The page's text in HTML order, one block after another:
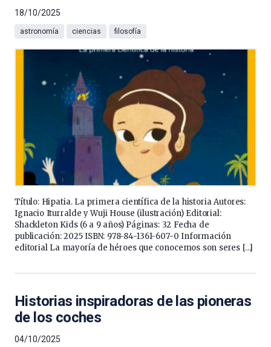
18/10/2025
astronomía ciencias filosofía
Título: Hipatia. La primera científica de la historia Autores:
Ignacio Iturralde y Wuji House (ilustración) Editorial:
Shackleton Kids (6 a 9 años) Páginas: 32 Fecha de
publicación: 2025 ISBN: 978-84-1361-607-0 Información
editorial La mayoría de héroes que conocemos son seres […]
Historias inspiradoras de las pioneras
de los coches
04/10/2025